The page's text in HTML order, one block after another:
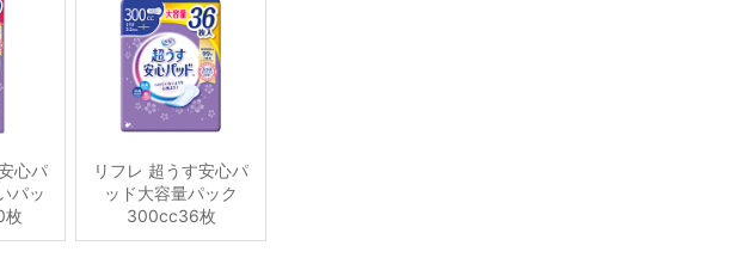
心パ
パッ
枚
リフレ 超うす安心パ
ッド大容量パック
300cc36枚